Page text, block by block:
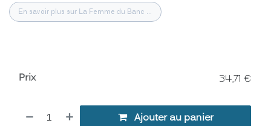
En savoir plus sur La Femme du Banc ...
Ajouter au panier
Prix 34,71 €